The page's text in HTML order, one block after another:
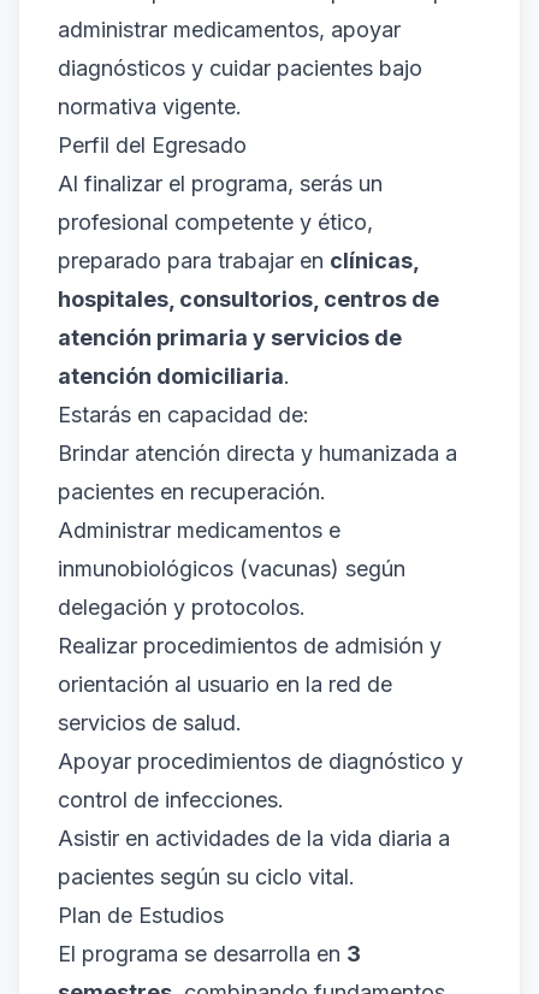
administrar medicamentos, apoyar
diagnósticos y cuidar pacientes bajo
normativa vigente.
Perfil del Egresado
Al finalizar el programa, serás un
profesional competente y ético,
preparado para trabajar en clínicas,
hospitales, consultorios, centros de
atención primaria y servicios de
atención domiciliaria.
Estarás en capacidad de:
Brindar atención directa y humanizada a
pacientes en recuperación.
Administrar medicamentos e
inmunobiológicos (vacunas) según
delegación y protocolos.
Realizar procedimientos de admisión y
orientación al usuario en la red de
servicios de salud.
Apoyar procedimientos de diagnóstico y
control de infecciones.
Asistir en actividades de la vida diaria a
pacientes según su ciclo vital.
Plan de Estudios
El programa se desarrolla en 3